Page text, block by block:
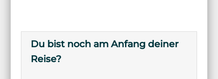
Du bist noch am Anfang deiner
Reise?